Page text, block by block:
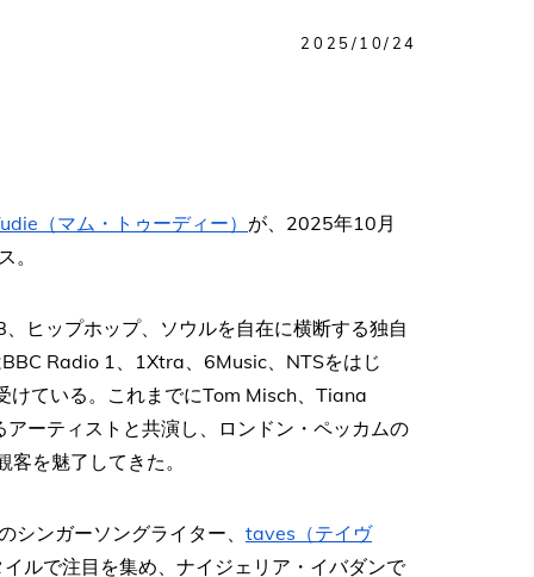
2025/10/24
（マム・トゥーディー） が、2025年10月
。
ヒップホップ、ソウルを自在に横断する独自
Radio 1、1Xtra、6Music、NTSをはじ
ている。これまでにTom Misch、Tiana
ーティストと共演し、ロンドン・ペッカムの
を魅了してきた。
ンガーソングライター、 taves（テイヴ
ルで注目を集め、ナイジェリア・イバダンで